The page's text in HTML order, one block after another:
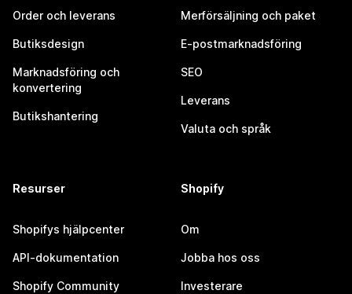
Order och leverans
Butiksdesign
Marknadsföring och
konvertering
Butikshantering
Merförsäljning och paket
E-postmarknadsföring
SEO
Leverans
Valuta och språk
Resurser
Shopifys hjälpcenter
API-dokumentation
Shopify Community
Shopify
Om
Jobba hos oss
Investerare